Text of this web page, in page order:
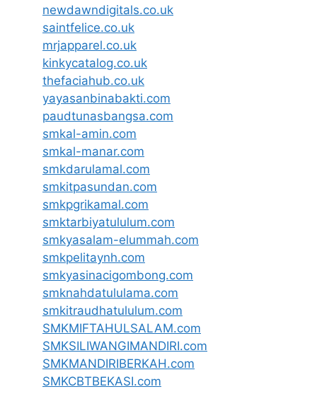
newdawndigitals.co.uk
saintfelice.co.uk
mrjapparel.co.uk
kinkycatalog.co.uk
thefaciahub.co.uk
yayasanbinabakti.com
paudtunasbangsa.com
smkal-amin.com
smkal-manar.com
smkdarulamal.com
smkitpasundan.com
smkpgrikamal.com
smktarbiyatululum.com
smkyasalam-elummah.com
smkpelitaynh.com
smkyasinacigombong.com
smknahdatululama.com
smkitraudhatululum.com
SMKMIFTAHULSALAM.com
SMKSILIWANGIMANDIRI.com
SMKMANDIRIBERKAH.com
SMKCBTBEKASI.com